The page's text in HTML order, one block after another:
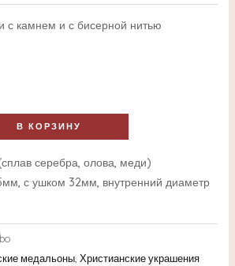
с камнем и с бисерной нитью
В КОРЗИНУ
серебра, олова, меди)
с ушком 32мм, внутренний диаметр
медальоны, Христианские украшения